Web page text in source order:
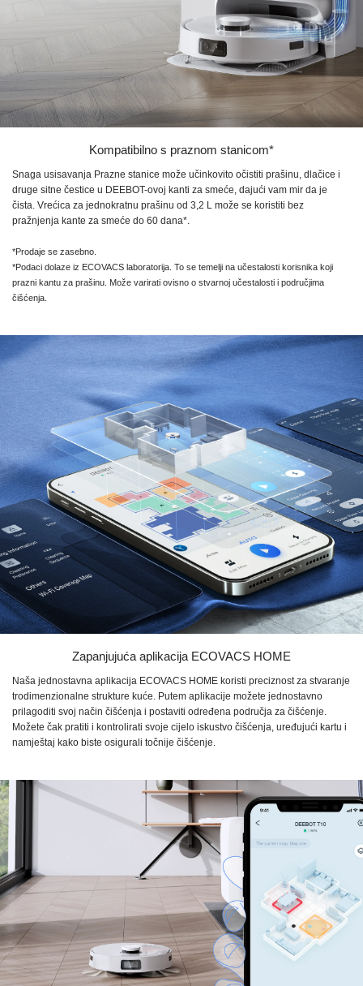
Kompatibilno s praznom stanicom*
Snaga usisavanja Prazne stanice može učinkovito očistiti prašinu, dlačice i
druge sitne čestice u DEEBOT-ovoj kanti za smeće, dajući vam mir da je
čista. Vrećica za jednokratnu prašinu od 3,2 L može se koristiti bez
pražnjenja kante za smeće do 60 dana*.
*Prodaje se zasebno.
*Podaci dolaze iz ECOVACS laboratorija. To se temelji na učestalosti korisnika koji
prazni kantu za prašinu. Može varirati ovisno o stvarnoj učestalosti i područjima
čišćenja.
Zapanjujuća aplikacija ECOVACS HOME
Naša jednostavna aplikacija ECOVACS HOME koristi preciznost za stvaranje
trodimenzionalne strukture kuće. Putem aplikacije možete jednostavno
prilagoditi svoj način čišćenja i postaviti određena područja za čišćenje.
Možete čak pratiti i kontrolirati svoje cijelo iskustvo čišćenja, uređujući kartu i
namještaj kako biste osigurali točnije čišćenje.